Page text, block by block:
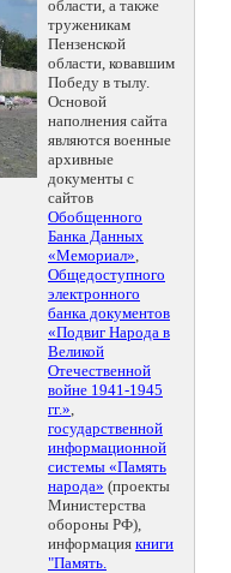
области, а также
труженикам
Пензенской
области, ковавшим
Победу в тылу.
Основой
наполнения сайта
являются военные
архивные
документы с
сайтов
Обобщенного
Банка Данных
«Мемориал»,
Общедоступного
электронного
банка документов
«Подвиг Народа в
Великой
Отечественной
войне 1941-1945
гг.»,
государственной
информационной
системы «Память
народа» (проекты
Министерства
обороны РФ),
информация книги
"Память.